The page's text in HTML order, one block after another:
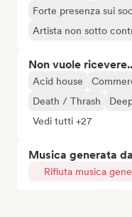
Forte presenza sui
Artista non sotto
Non vuole
Acid house
Death / Thrash
Vedi tutti +27
Musica generata
Rifiuta musica